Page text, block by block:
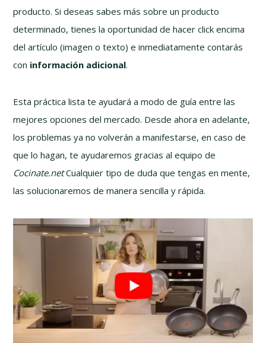
producto. Si deseas sabes más sobre un producto
determinado, tienes la oportunidad de hacer click encima
del artículo (imagen o texto) e inmediatamente contarás
con información adicional.
Esta práctica lista te ayudará a modo de guía entre las
mejores opciones del mercado. Desde ahora en adelante,
los problemas ya no volverán a manifestarse, en caso de
que lo hagan, te ayudaremos gracias al equipo de
Cocinate.netCualquier tipo de duda que tengas en mente,
las solucionaremos de manera sencilla y rápida.